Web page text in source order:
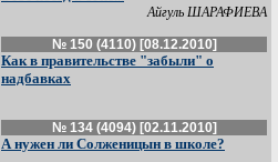
Айгуль ШАРАФИЕВА
№ 150 (4110) [08.12.2010]
Как в правительстве "забыли" о
надбавках
№ 134 (4094) [02.11.2010]
А нужен ли Солженицын в школе?